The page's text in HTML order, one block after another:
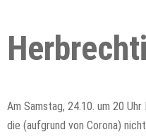
Am Samstag, 24.10. um 20
die (aufgrund von Corona)